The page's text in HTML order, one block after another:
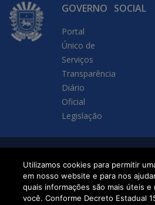
GOVERNO
Portal
Único de
Serviços
Transparência
Diário
Oficial
Legislação
SOCIAL
SETDIG | Secretaria-
Executiva de
Transformação Digital
Utilizamos cookies para permitir
em nosso website e para nos
quais informações são mais úteis e
você. Conforme Decreto Estadual